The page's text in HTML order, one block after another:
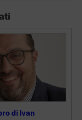
di Ivan